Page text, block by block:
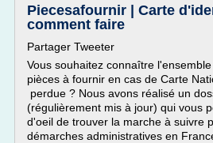
Piecesafournir | Carte
comment faire
Partager Tweeter
Vous souhaitez connaître
pièces à fournir en cas de Carte
perdue ? Nous avons réalisé un
(régulièrement mis à jour) qui vous
d'oeil de trouver la marche à suivre
démarches administratives en